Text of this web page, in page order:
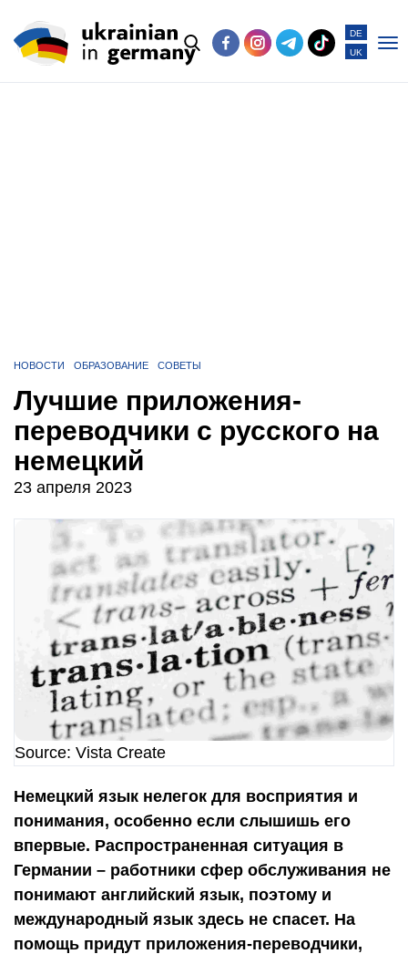
DE
UK
НОВОСТИ ОБРАЗОВАНИЕ СОВЕТЫ
Лучшие приложения-
переводчики с русского на
немецкий
23 апреля 2023
Source: Vista Create
Немецкий язык нелегок для восприятия и
понимания, особенно если слышишь его
впервые. Распространенная ситуация в
Германии – работники сфер обслуживания не
понимают английский язык, поэтому и
международный язык здесь не спасет. На
помощь придут приложения-переводчики,